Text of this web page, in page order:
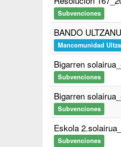
Subvenciones
BANDO
Mancomunidad
Bigarren
Subvenciones
Bigarren
Subvenciones
Eskola
Subvenciones